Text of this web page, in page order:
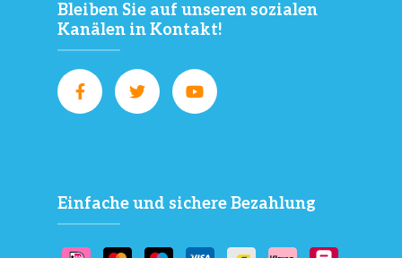
Bleiben Sie auf unseren sozialen
Kanälen in Kontakt!
Einfache und sichere Bezahlung